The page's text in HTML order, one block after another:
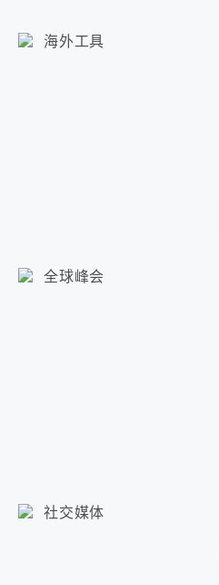
海外工具
全球峰会
社交媒体